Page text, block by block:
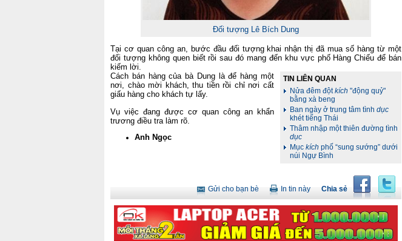
Đối tượng Lê Bích Dung
Tại cơ quan công an, bước đầu đối tượng khai nhận thị đã mua số hàng từ một
đối tượng không quen biết rồi sau đó mang đến khu vực phố Hàng Chiếu để bán
kiếm lời.
TIN LIÊN QUAN
Nửa đêm độtkích "động quỷ"
bằng xà beng
Ban ngày ở trung tâm tình dục
khét tiếng Thái
Thâm nhập một thiên đường tình
dục
Mục kích phố “sung sướng” dưới
núi Ngự Bình
Cách bán hàng của bà Dung là để hàng một
nơi, chào mời khách, thu tiền rồi chỉ nơi cất
giấu hàng cho khách tự lấy.
Vụ việc đang được cơ quan công an khẩn
trương điều tra làm rõ.
Anh Ngọc
Chia sẻ
In tin này
Gửi cho bạn bè